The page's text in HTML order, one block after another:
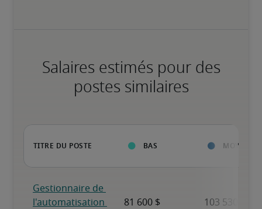
Salaires estimés pour des
postes similaires